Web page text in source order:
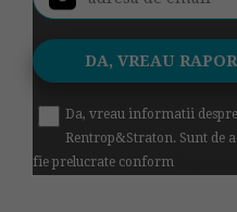
Da, vreau informatii
Rentrop&Straton. Sunt de
fie prelucrate conform